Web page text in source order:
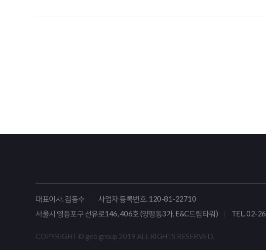
대표이사. 김동수
사업자 등록번호. 120-81-22710
서울시 영등포구 선유로146, 406호 (양평동3가, E&C드림타워)
TEL. 02-
COPYRIGHT © geo group 2019 ALL RIGHTS RESERVED.